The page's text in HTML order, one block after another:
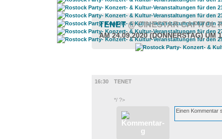
TENET@ CINESTAR CAPITOL
AM 24.09.2020 (DONNERSTAG) UM
16:30
TENET
*/ ?>